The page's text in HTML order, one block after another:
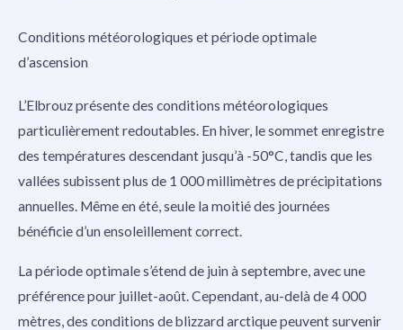
Conditions météorologiques et période optimale
d’ascension
L’Elbrouz présente des conditions météorologiques
particulièrement redoutables. En hiver, le sommet enregistre
des températures descendant jusqu’à -50°C, tandis que les
vallées subissent plus de 1 000 millimètres de précipitations
annuelles. Même en été, seule la moitié des journées
bénéficie d’un ensoleillement correct.
La période optimale s’étend de juin à septembre, avec une
préférence pour juillet-août. Cependant, au-delà de 4 000
mètres, des conditions de blizzard arctique peuvent survenir